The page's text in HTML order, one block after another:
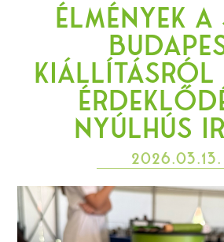
Élmények a
kiállításról
nyúlhús
2026.03.13.